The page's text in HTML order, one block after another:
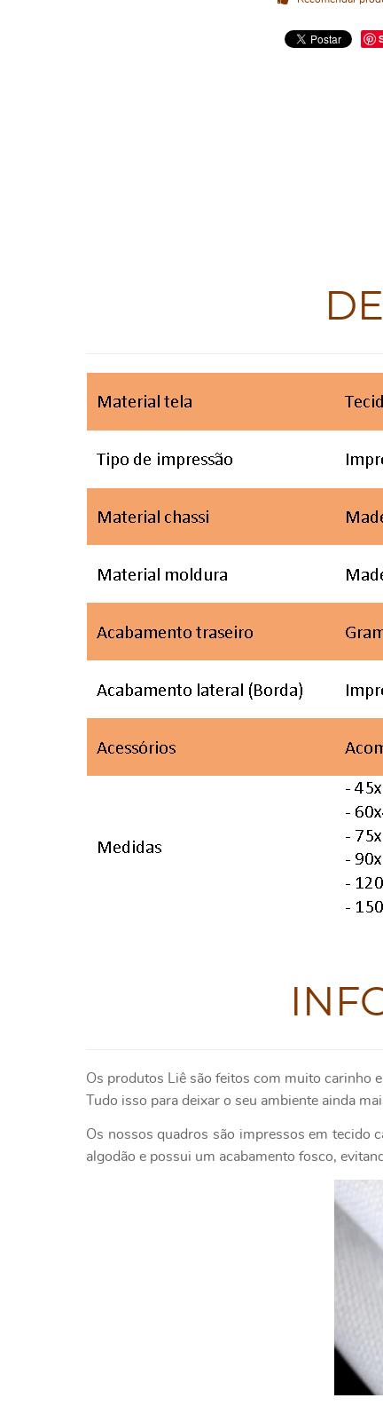
Os produtos Liê são feitos com muito carinho
Tudo isso para deixar o seu ambiente ainda
Os nossos quadros são impressos em tecido
algodão e possui um acabamento fosco,